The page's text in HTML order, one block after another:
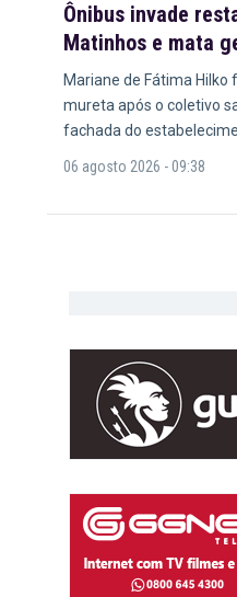
Ônibus invade
Matinhos e mata
Mariane de Fátima
mureta após o coletivo
fachada do estabelecime
06 agosto 2026 - 09:38